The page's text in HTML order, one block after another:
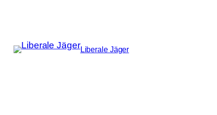
Liberale Jäger